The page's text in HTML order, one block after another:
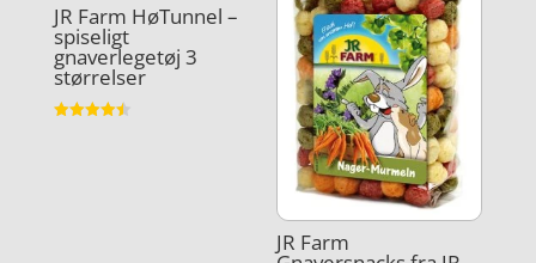
JR Farm HøTunnel –
spiseligt
gnaverlegetøj 3
størrelser
JR Farm